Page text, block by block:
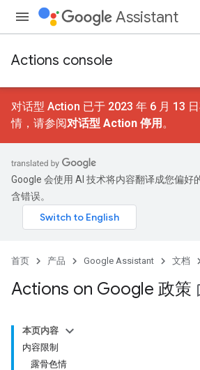
Assistant
Actions console
对话型 Action 已于 2023 年 6 月 13
情，请参阅对话型 Action 停用 。
Google 会使用 AI 技术将内容翻译成您偏好
含错误。
首页 产品 Google Assistant 文档
Actions on Google 政策
本页内容
内容限制
露骨色情